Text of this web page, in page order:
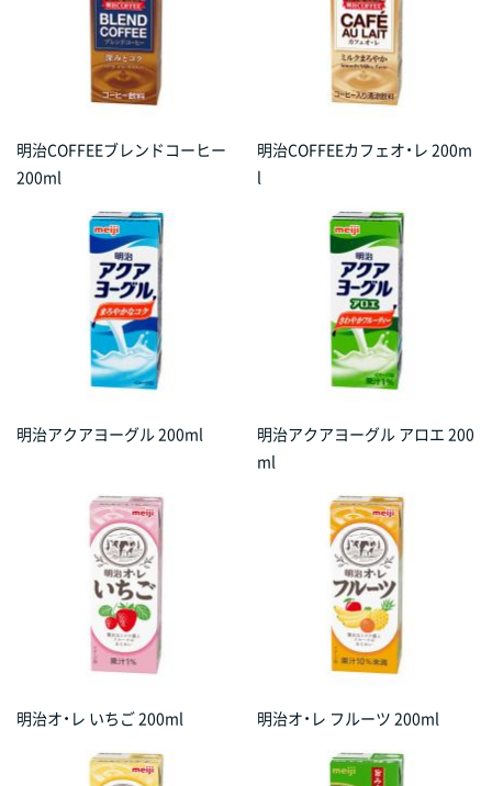
明治COFFEEブレンドコーヒー
200ml
明治COFFEEカフェオ・レ 200m
l
明治アクアヨーグル 200ml
明治アクアヨーグル アロエ 200
ml
明治オ・レ いちご 200ml 明治オ・レ フルーツ 200ml